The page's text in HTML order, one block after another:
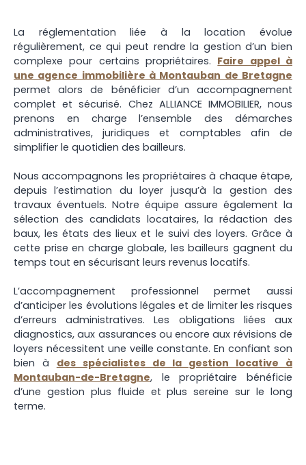
La réglementation liée à la location évolue
régulièrement, ce qui peut rendre la gestion d’un bien
complexe pour certains propriétaires. Faire appel à
une agence immobilière à Montauban de Bretagne
permet alors de bénéficier d’un accompagnement
complet et sécurisé. Chez ALLIANCE IMMOBILIER, nous
prenons en charge l’ensemble des démarches
administratives, juridiques et comptables afin de
simplifier le quotidien des bailleurs.
Nous accompagnons les propriétaires à chaque étape,
depuis l’estimation du loyer jusqu’à la gestion des
travaux éventuels. Notre équipe assure également la
sélection des candidats locataires, la rédaction des
baux, les états des lieux et le suivi des loyers. Grâce à
cette prise en charge globale, les bailleurs gagnent du
temps tout en sécurisant leurs revenus locatifs.
L’accompagnement professionnel permet aussi
d’anticiper les évolutions légales et de limiter les risques
d’erreurs administratives. Les obligations liées aux
diagnostics, aux assurances ou encore aux révisions de
loyers nécessitent une veille constante. En confiant son
bien à des spécialistes de la gestion locative à
Montauban-de-Bretagne, le propriétaire bénéficie
d’une gestion plus fluide et plus sereine sur le long
terme.